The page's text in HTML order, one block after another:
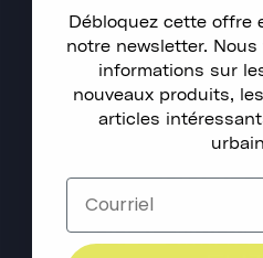
Débloquez cette offre
notre newsletter.
informations sur
nouveaux produits,
articles